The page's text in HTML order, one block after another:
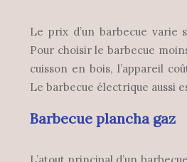
Le prix d’un barbecue varie
Pour choisir le barbecue
cuisson en bois, l’appareil
Le barbecue électrique aussi
Barbecue plancha gaz